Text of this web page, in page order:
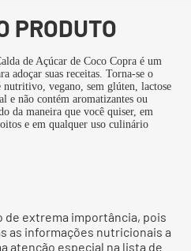
PRODUTO
de Açúcar de Coco Copra é um
adoçar suas receitas. Torna-se o
vegano, sem glúten, lactose
e não contém aromatizantes ou
da maneira que você quiser, em
e em qualquer uso culinário
de extrema importância, pois
as informações nutricionais a
atenção especial na lista de